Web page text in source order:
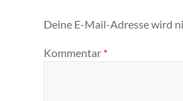
Deine E-Mail-Adresse wird
Kommentar *